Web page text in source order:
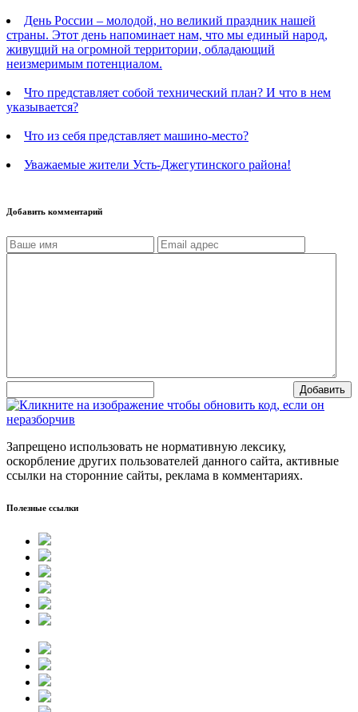
День России – молодой, но великий праздник нашей
страны. Этот день напоминает нам, что мы единый народ,
живущий на огромной территории, обладающий
неизмеримым потенциалом.
Что представляет собой технический план? И что в нем
указывается?
Что из себя представляет машино-место?
Уважаемые жители Усть-Джегутинского района!
Добавить комментарий
Добавить
Запрещено использовать не нормативную лексику,
оскорбление других пользователей данного сайта, активные
ссылки на сторонние сайты, реклама в комментариях.
Полезные ссылки